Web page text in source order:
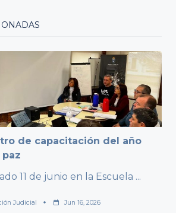
de capacitación del año
11 de junio en la Escuela ...
Judicial Jun 16, 2026